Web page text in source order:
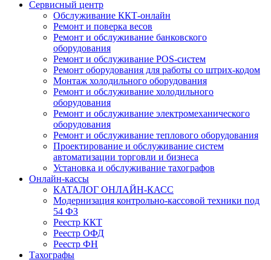
Сервисный центр
Обслуживание ККТ-онлайн
Ремонт и поверка весов
Ремонт и обслуживание банковского
оборудования
Ремонт и обслуживание POS-систем
Ремонт оборудования для работы со штрих-кодом
Монтаж холодильного оборудования
Ремонт и обслуживание холодильного
оборудования
Ремонт и обслуживание электромеханического
оборудования
Ремонт и обслуживание теплового оборудования
Проектирование и обслуживание систем
автоматизации торговли и бизнеса
Установка и обслуживание тахографов
Онлайн-кассы
КАТАЛОГ ОНЛАЙН-КАСС
Модернизация контрольно-кассовой техники под
54 ФЗ
Реестр ККТ
Реестр ОФД
Реестр ФН
Тахографы